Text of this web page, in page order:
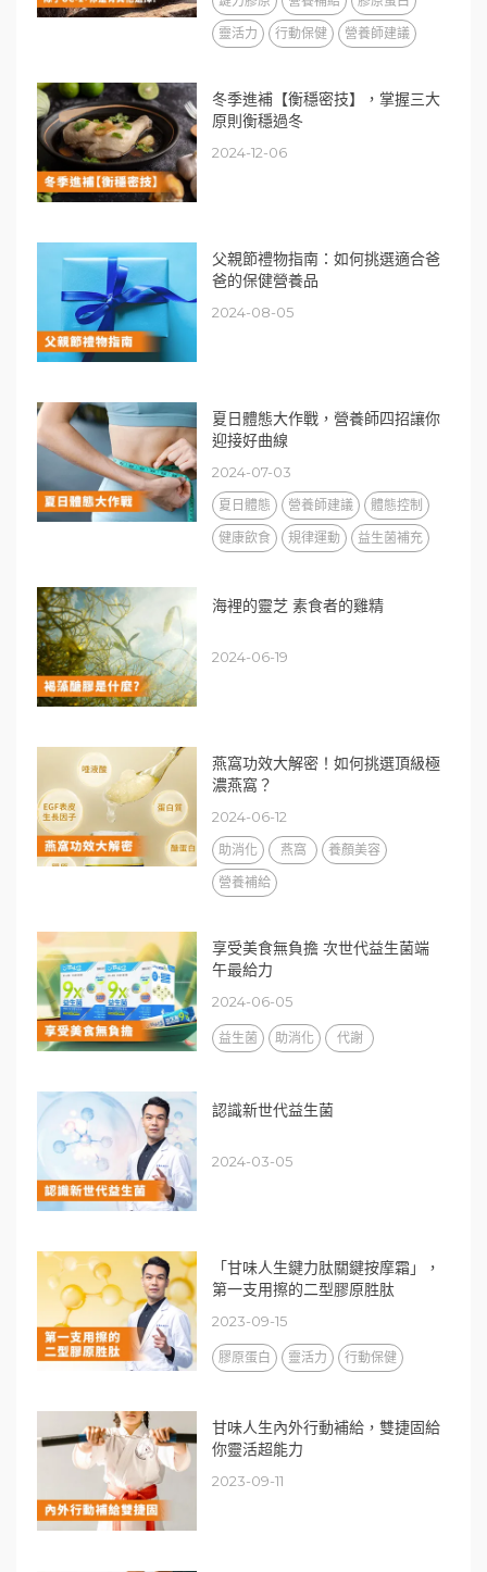
靈活力
行動保健 營養師建議
冬季進補【衡穩密技】，掌握三大
原則衡穩過冬
2024-12-06
父親節禮物指南：如何挑選適合爸
爸的保健營養品
2024-08-05
夏日體態大作戰，營養師四招讓你
迎接好曲線
2024-07-03
夏日體態 營養師建議
體態控制
健康飲食
規律運動 益生菌補充
海裡的靈芝 素食者的雞精
2024-06-19
燕窩功效大解密！如何挑選頂級極
濃燕窩？
2024-06-12
助消化 燕窩
養顏美容
營養補給
享受美食無負擔 次世代益生菌端
午最給力
2024-06-05
益生菌 助消化 代謝
認識新世代益生菌
2024-03-05
「甘味人生鍵力肽關鍵按摩霜」，
第一支用擦的二型膠原胜肽
2023-09-15
膠原蛋白 靈活力 行動保健
甘味人生內外行動補給，雙捷固給
你靈活超能力
2023-09-11